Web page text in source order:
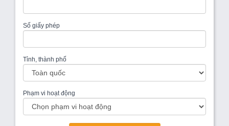
Số giấy phép
Tỉnh, thành phố
Phạm vi hoạt động